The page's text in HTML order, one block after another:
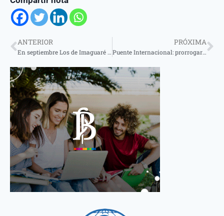
ANTERIOR
En septiembre Los de Imaguaré celebran 48 años de trayectoria en el Teatro Juan de Vera
PRÓXIMA
Puente Internacional: prorrogaron por dos meses más la concesión a Mercovia SA para que haya una transición ordenada